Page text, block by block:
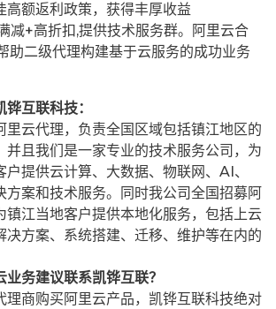
高额返利政策，获得丰厚收益
减+高折扣,提供技术服务群。阿里云合
助二级代理构建基于云服务的成功业务
互联科技：
里云代理，负责全国区域包括镇江地区的
并且我们是一家专业的技术服务公司，为
提供云计算、大数据、物联网、AI、
方案和技术服务。同时我公司全国招募阿
镇江当地客户提供本地化服务，包括上云
决方案、系统搭建、迁移、维护等在内的
务建议联系凯铧互联？
理商购买阿里云产品，凯铧互联科技绝对